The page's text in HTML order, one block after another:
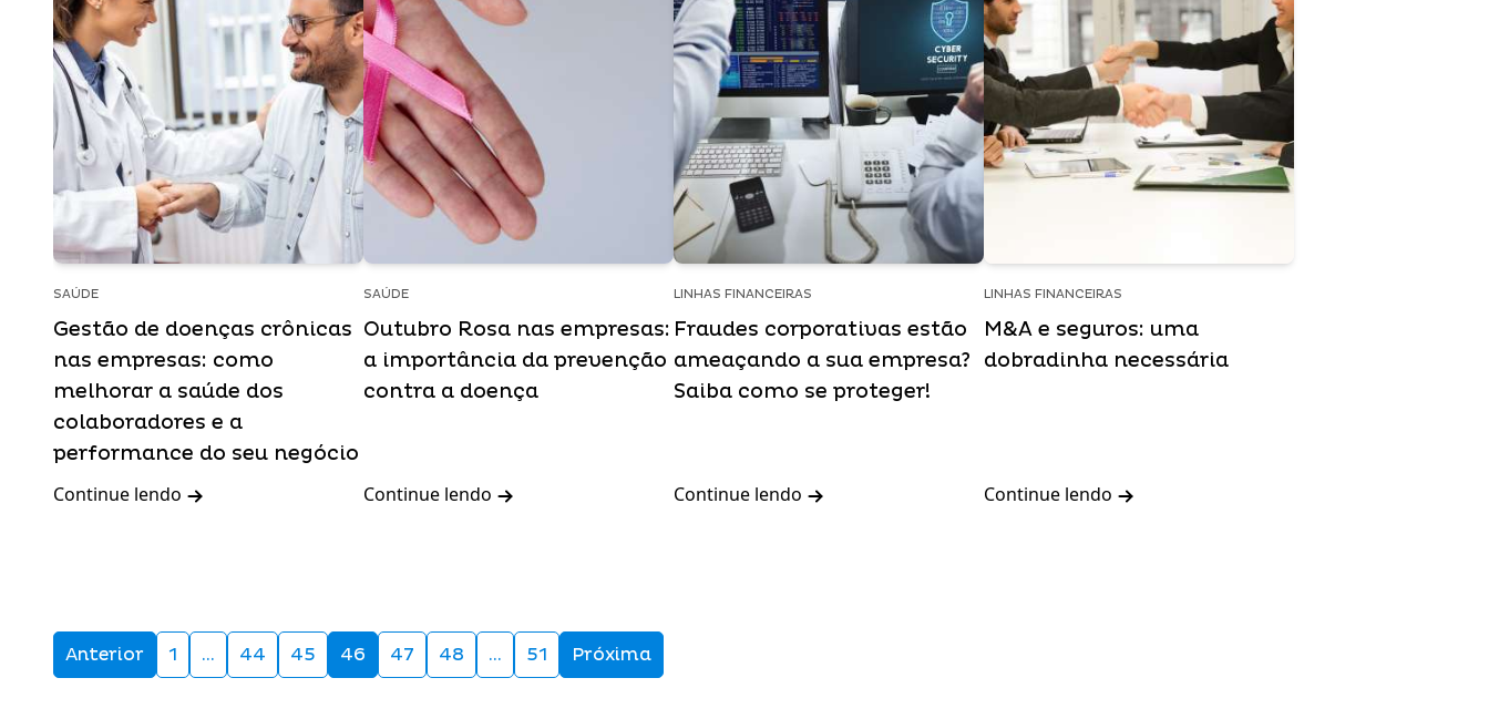
SAÚDE
Gestão de doenças crônicas
nas empresas: como
melhorar a saúde dos
colaboradores e a
performance do seu negócio
Continue lendo
SAÚDE
Outubro Rosa nas empresas:
a importância da prevenção
contra a doença
Continue lendo
LINHAS FINANCEIRAS
Fraudes corporativas estão
ameaçando a sua empresa?
Saiba como se proteger!
Continue lendo
LINHAS FINANCEIRAS
M&A e seguros: uma
dobradinha necessária
Continue lendo
Anterior 1 … 44 45 46 47 48 … 51 Próxima